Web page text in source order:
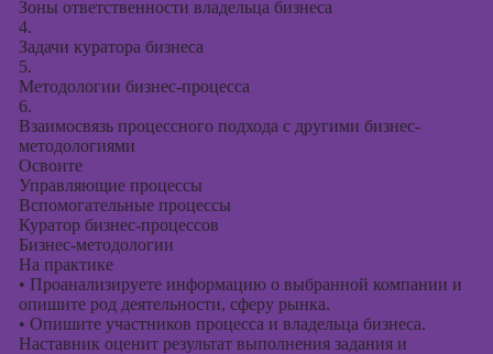
Зоны ответственности владельца бизнеса
4.
Задачи куратора бизнеса
5.
Методологии бизнес-процесса
6.
Взаимосвязь процессного подхода с другими бизнес-
методологиями
Освоите
Управляющие процессы
Вспомогательные процессы
Куратор бизнес-процессов
Бизнес-методологии
На практике
• Проанализируете информацию о выбранной компании и
опишите род деятельности, сферу рынка.
• Опишите участников процесса и владельца бизнеса.
Наставник оценит результат выполнения задания и